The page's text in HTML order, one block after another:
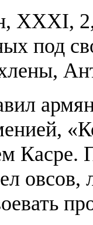
XXXI, 2,
под
Касре.